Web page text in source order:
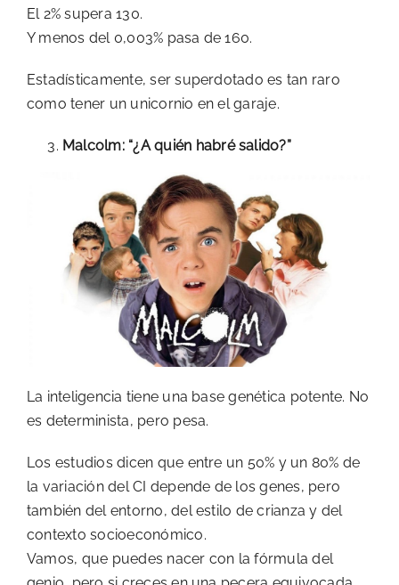
El 2% supera 130.
Y menos del 0,003% pasa de 160.
Estadísticamente, ser superdotado es tan raro
como tener un unicornio en el garaje.
Malcolm: “¿A quién habré salido?”
La inteligencia tiene una base genética potente. No
es determinista, pero pesa.
Los estudios dicen que entre un 50% y un 80% de
la variación del CI depende de los genes, pero
también del entorno, del estilo de crianza y del
contexto socioeconómico.
Vamos, que puedes nacer con la fórmula del